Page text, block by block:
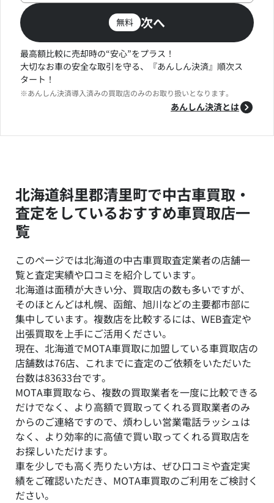
無料 次へ
最高額比較に売却時の“安心”をプラス！
大切なお車の安全な取引を守る、『あんしん決済』順次ス
タート！
※あんしん決済導入済みの買取店のみのお取り扱いとなります。
あんしん決済とは
北海道斜里郡清里町で中古車買取・
査定をしているおすすめ車買取店一
覧
このページでは北海道の中古車買取査定業者の店舗一
覧と査定実績や口コミを紹介しています。
北海道は面積が大きい分、買取店の数も多いですが、
そのほとんどは札幌、函館、旭川などの主要都市部に
集中しています。複数店を比較するには、WEB査定や
出張買取を上手にご活用ください。
現在、北海道でMOTA車買取に加盟している車買取店の
店舗数は76店、これまでに査定のご依頼をいただいた
台数は83633台です。
MOTA車買取なら、複数の買取業者を一度に比較できる
だけでなく、より高額で買取ってくれる買取業者のみ
からのご連絡ですので、煩わしい営業電話ラッシュは
なく、より効率的に高値で買い取ってくれる買取店を
お探しいただけます。
車を少しでも高く売りたい方は、ぜひ口コミや査定実
績をご確認いただき、MOTA車買取のご利用をご検討く
ださい。